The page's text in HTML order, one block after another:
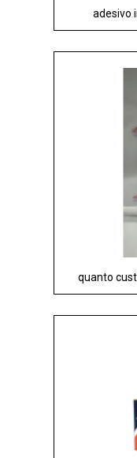
adesivo
quanto